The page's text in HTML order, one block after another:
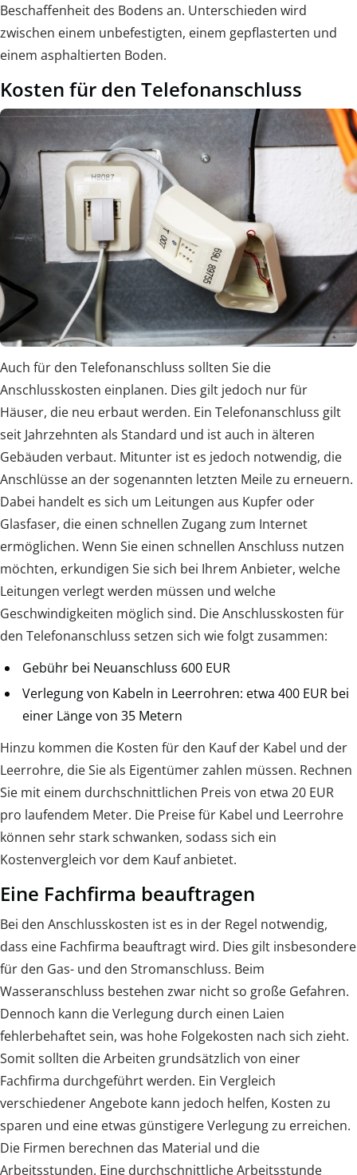
Beschaffenheit des Bodens an. Unterschieden wird
zwischen einem unbefestigten, einem gepflasterten und
einem asphaltierten Boden.
Kosten für den Telefonanschluss
Auch für den Telefonanschluss sollten Sie die
Anschlusskosten einplanen. Dies gilt jedoch nur für
Häuser, die neu erbaut werden. Ein Telefonanschluss gilt
seit Jahrzehnten als Standard und ist auch in älteren
Gebäuden verbaut. Mitunter ist es jedoch notwendig, die
Anschlüsse an der sogenannten letzten Meile zu erneuern.
Dabei handelt es sich um Leitungen aus Kupfer oder
Glasfaser, die einen schnellen Zugang zum Internet
ermöglichen. Wenn Sie einen schnellen Anschluss nutzen
möchten, erkundigen Sie sich bei Ihrem Anbieter, welche
Leitungen verlegt werden müssen und welche
Geschwindigkeiten möglich sind. Die Anschlusskosten für
den Telefonanschluss setzen sich wie folgt zusammen:
Gebühr bei Neuanschluss 600 EUR
Verlegung von Kabeln in Leerrohren: etwa 400 EUR bei
einer Länge von 35 Metern
Hinzu kommen die Kosten für den Kauf der Kabel und der
Leerrohre, die Sie als Eigentümer zahlen müssen. Rechnen
Sie mit einem durchschnittlichen Preis von etwa 20 EUR
pro laufendem Meter. Die Preise für Kabel und Leerrohre
können sehr stark schwanken, sodass sich ein
Kostenvergleich vor dem Kauf anbietet.
Eine Fachfirma beauftragen
Bei den Anschlusskosten ist es in der Regel notwendig,
dass eine Fachfirma beauftragt wird. Dies gilt insbesondere
für den Gas- und den Stromanschluss. Beim
Wasseranschluss bestehen zwar nicht so große Gefahren.
Dennoch kann die Verlegung durch einen Laien
fehlerbehaftet sein, was hohe Folgekosten nach sich zieht.
Somit sollten die Arbeiten grundsätzlich von einer
Fachfirma durchgeführt werden. Ein Vergleich
verschiedener Angebote kann jedoch helfen, Kosten zu
sparen und eine etwas günstigere Verlegung zu erreichen.
Die Firmen berechnen das Material und die
Arbeitsstunden. Eine durchschnittliche Arbeitsstunde